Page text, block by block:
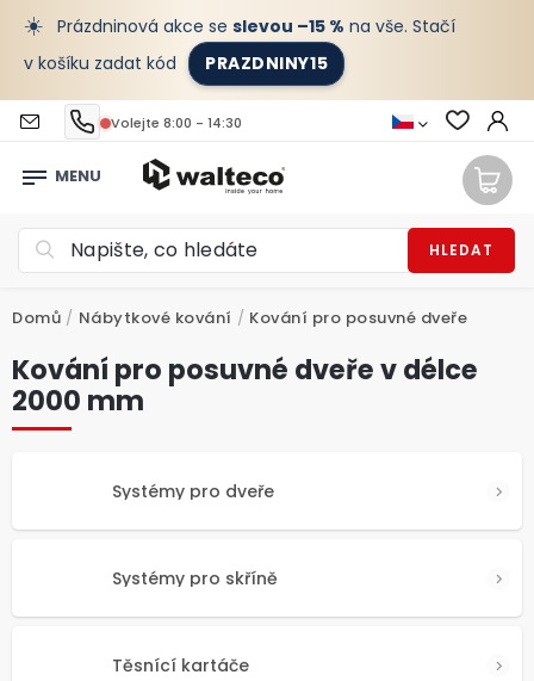
☀️ Prázdninová akce se slevou –15 % na vše. Stačí
v košíku zadat kód
PRAZDNINY15
Volejte 8:00 - 14:30
HLEDAT
Domů / Nábytkové kování / Kování pro posuvné dveře
Kování pro posuvné dveře v délce
2000 mm
Systémy pro dveře
Systémy pro skříně
Těsnící kartáče